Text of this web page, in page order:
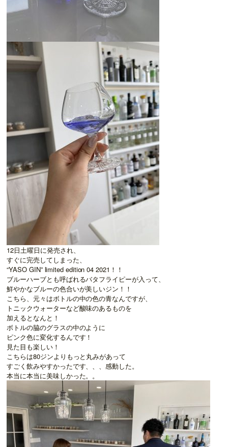
12日土曜日に発売され、
すぐに完売してしまった、
“YASO GIN” limited edition 04 2021 ！！
ブルーハーブとも呼ばれるバタフライピーが入って、
鮮やかなブルーの色合いが美しいジン！！
こちら、元々はボトルの中の色の青なんですが、
トニックウォーターなど酸味のあるものを
加えるとなんと！
ボトルの脇のグラスの中のように
ピンク色に変化するんです！
見た目も楽しい！
こちらは80ジンよりもっと丸みがあって
すごく飲みやすかったです、、、感動した。
本当に本当に美味しかった。。